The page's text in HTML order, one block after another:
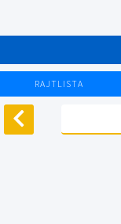
RAJTLISTA